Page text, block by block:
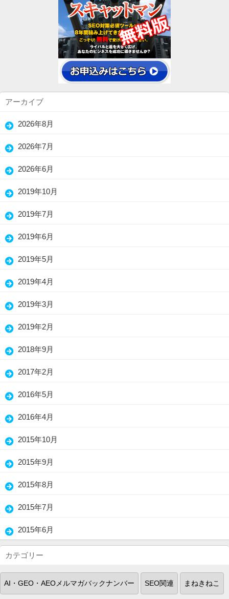
アーカイブ
2026年8月
2026年7月
2026年6月
2019年10月
2019年7月
2019年6月
2019年5月
2019年4月
2019年3月
2019年2月
2018年9月
2017年2月
2016年5月
2016年4月
2015年10月
2015年9月
2015年8月
2015年7月
2015年6月
(18)
カテゴリー
AI・GEO・AEOメルマガバックナンバー SEO関連 まねきねこ